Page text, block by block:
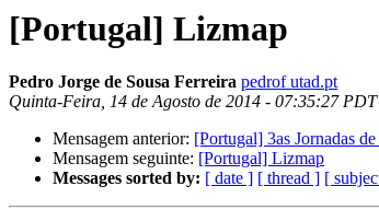
[Portugal] Lizmap
Pedro Jorge de Sousa Ferreira pedrof utad.pt
Quinta-Feira, 14 de Agosto de 2014 - 07:35:27 PDT
Mensagem anterior: [Portugal] 3as Jornadas
Mensagem seguinte: [Portugal] Lizmap
Messages sorted by: [ date ] [ thread ] [